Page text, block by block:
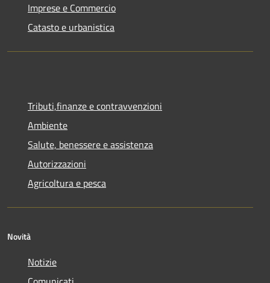
Imprese e Commercio
Catasto e urbanistica
Tributi,finanze e contravvenzioni
Ambiente
Salute, benessere e assistenza
Autorizzazioni
Agricoltura e pesca
Novità
Notizie